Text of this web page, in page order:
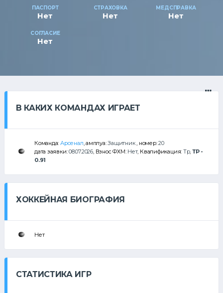
ПАСПОРТ
Нет
СТРАХОВКА
Нет
МЕДСПРАВКА
Нет
СОГЛАСИЕ
Нет
В КАКИХ КОМАНДАХ ИГРАЕТ
Команда:Арсенал, амплуа:Защитник, номер:20
дата заявки:08.07.2026, Взнос ФХМ: Нет, Квалификация: Тр,ТР -
0.91
ХОККЕЙНАЯ БИОГРАФИЯ
Нет
СТАТИСТИКА ИГР